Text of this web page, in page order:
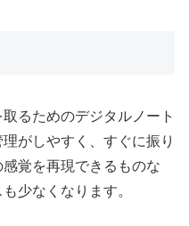
るためのデジタルノート
がしやすく、すぐに振り
覚を再現できるものな
少なくなります。